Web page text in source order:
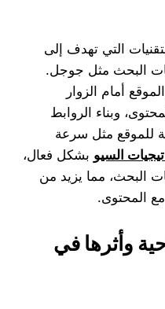
التي تهدف إلى
البحث مثل جوجل.
أمام الزوار
وبناء الروابط
للموقع مثل سرعة
السيو بشكل فعال،
البحث، مما يزيد من
المحتوى.
وأثرها في